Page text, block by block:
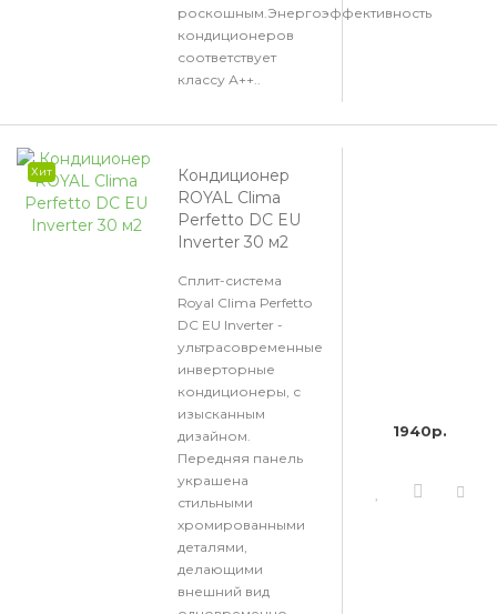
роскошным.Энергоэффективность
кондиционеров
соответствует
классу А++..
Хит
Кондиционер
ROYAL Clima
Perfetto DC EU
Inverter 30 м2
Сплит-система
Royal Clima Perfetto
DC EU Inverter -
ультрасовременные
инверторные
кондиционеры, с
изысканным
дизайном.
Передняя панель
украшена
стильными
хромированными
деталями,
делающими
внешний вид
1940р.